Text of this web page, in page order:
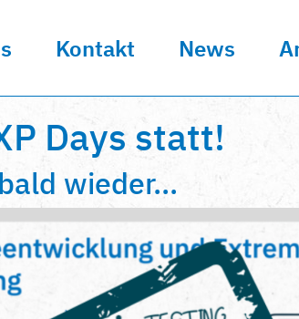
Kontakt News
Days statt!
wieder...